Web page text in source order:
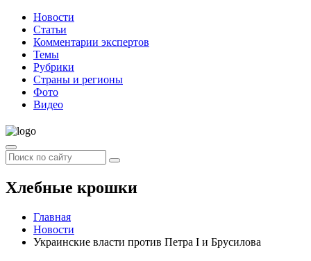
Новости
Статьи
Комментарии экспертов
Темы
Рубрики
Страны и регионы
Фото
Видео
Хлебные крошки
Главная
Новости
Украинские власти против Петра I и Брусилова